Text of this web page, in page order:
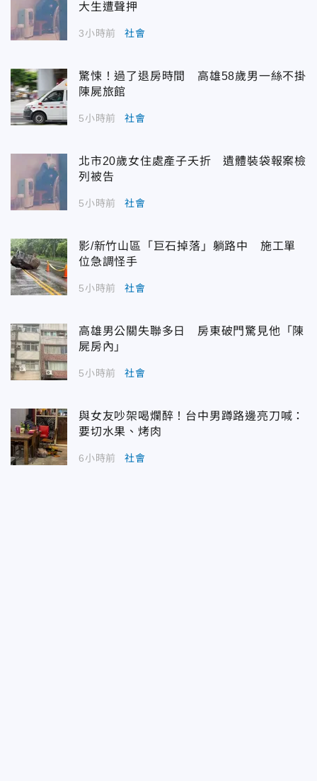
大生遭聲押
3小時前 社會
驚悚！過了退房時間 高雄58歲男一絲不掛
陳屍旅館
5小時前 社會
北市20歲女住處產子夭折 遺體裝袋報案檢
列被告
5小時前 社會
影/新竹山區「巨石掉落」躺路中 施工單
位急調怪手
5小時前 社會
高雄男公關失聯多日 房東破門驚見他「陳
屍房內」
5小時前 社會
與女友吵架喝爛醉！台中男蹲路邊亮刀喊：
要切水果、烤肉
6小時前 社會